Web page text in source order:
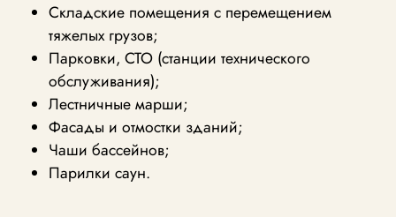
Складские помещения с перемещением
тяжелых грузов;
Парковки, СТО (станции технического
обслуживания);
Лестничные марши;
Фасады и отмостки зданий;
Чаши бассейнов;
Парилки саун.